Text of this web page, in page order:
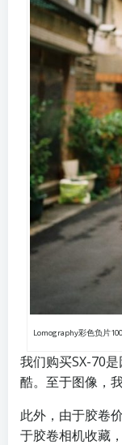
Lomography彩色负片
我们购买SX-70
酷。至于图像，
此外，由于胶卷
于胶卷相机收藏